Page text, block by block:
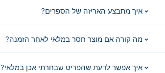
איך מתבצע האריזה של הספרים?
מה קורה אם מוצר חסר במלאי לאחר הזמנה?
איך אפשר לדעת שהפריט שבחרתי אכן במלאי?